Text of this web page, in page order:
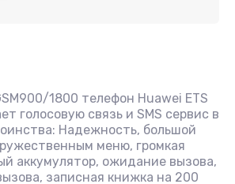
1800 телефон Huawei ETS
голосовую связь и SMS сервис в
Надежность, большой
меню, громкая
аккумулятор, ожидание вызова,
записная книжка на 200